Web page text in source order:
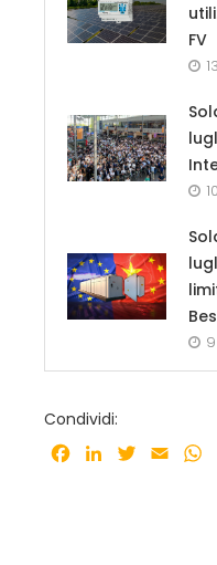
FV
Condividi:
Facebook
LinkedInTwitter
Email